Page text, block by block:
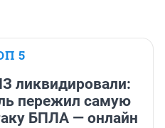
практически
5
ликвидировали:
пережил самую
БПЛА — онлайн